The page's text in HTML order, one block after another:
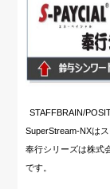
STAFFBRAIN/
SuperStream-NXは
奉行シリーズは株式
です。